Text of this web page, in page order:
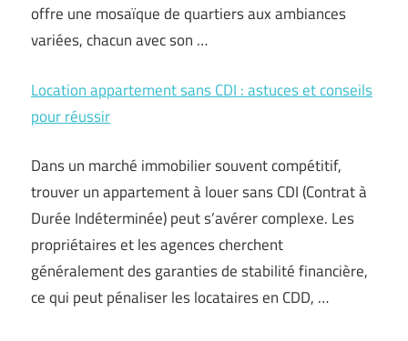
offre une mosaïque de quartiers aux ambiances
variées, chacun avec son …
Location appartement sans CDI : astuces et conseils
pour réussir
Dans un marché immobilier souvent compétitif,
trouver un appartement à louer sans CDI (Contrat à
Durée Indéterminée) peut s’avérer complexe. Les
propriétaires et les agences cherchent
généralement des garanties de stabilité financière,
ce qui peut pénaliser les locataires en CDD, …